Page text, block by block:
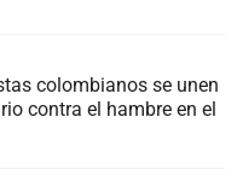
colombianos se unen
contra el hambre en el